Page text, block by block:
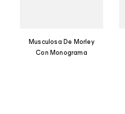
Musculosa De Morley
Con Monograma